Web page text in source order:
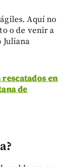
Aquí no
o de venir a
Juliana
en
de